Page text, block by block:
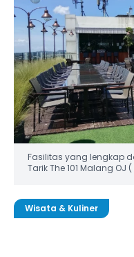
Fasilitas yang lengkap
Tarik The 101 Malang OJ
Wisata & Kuliner